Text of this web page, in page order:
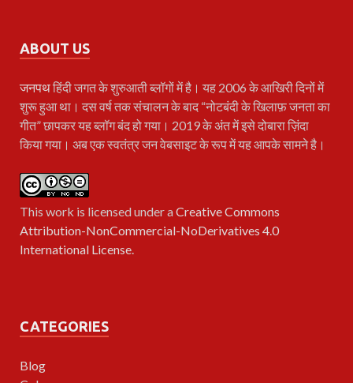
ABOUT US
जनपथहिंदी जगत के शुरुआती ब्लॉगों में है। यह 2006 के आखिरी दिनों में
शुरू हुआ था। दस वर्ष तक संचालन के बाद “नोटबंदी के खिलाफ़ जनता का
गीत” छापकर यह ब्लॉग बंद हो गया। 2019 के अंत में इसे दोबारा ज़िंदा
किया गया। अब एक स्वतंत्र जन वेबसाइट के रूप में यह आपके सामने है।
This work is licensed under aCreative Commons
Attribution-NonCommercial-NoDerivatives 4.0
International License.
CATEGORIES
Blog